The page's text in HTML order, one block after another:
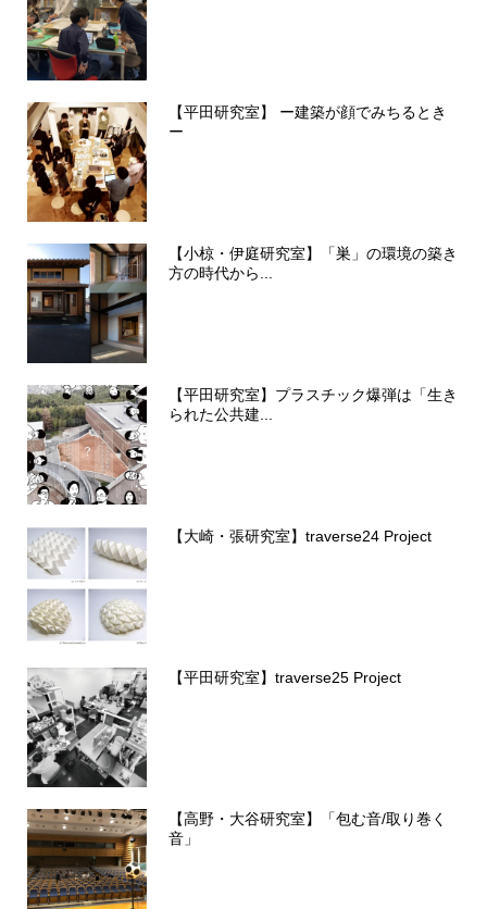
【平田研究室】 ー建築が顔でみちるとき
ー
【小椋・伊庭研究室】「巣」の環境の築き
方の時代から...
【平田研究室】プラスチック爆弾は「生き
られた公共建...
【大崎・張研究室】traverse24 Project
【平田研究室】traverse25 Project
【高野・大谷研究室】「包む音/取り巻く
音」